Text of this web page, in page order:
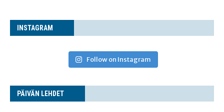
INS­TA­GRAM
Follow on Instagram
PÄI­VÄN LEHDET